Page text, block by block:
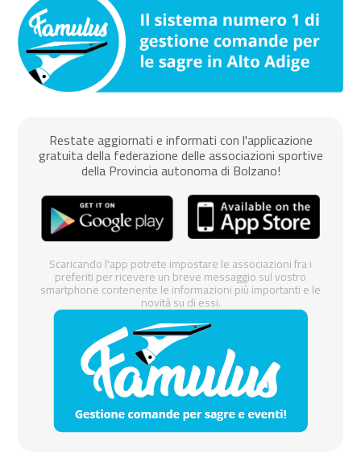
Restate aggiornati e informati con l'applicazione
gratuita della federazione delle associazioni sportive
della Provincia autonoma di Bolzano!
Scaricando l'app potrete impostare le associazioni fra i
preferiti per ricevere un breve messaggio sul vostro
smartphone contenente le informazioni più importanti e le
novità su di essi.